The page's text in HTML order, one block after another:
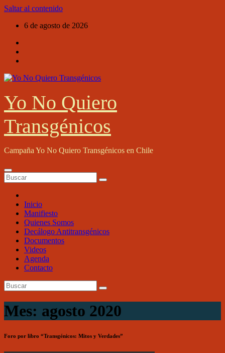
Saltar al contenido
6 de agosto de 2026
Yo No Quiero
Transgénicos
Campaña Yo No Quiero Transgénicos en Chile
Inicio
Manifiesto
Quienes Somos
Decálogo Antitransgénicos
Documentos
Videos
Agenda
Contacto
Mes: agosto 2020
Foro por libro “Transgénicos: Mitos y Verdades”